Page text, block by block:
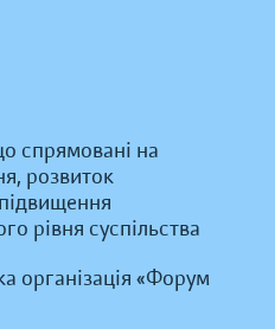
спрямовані на
розвиток
рівня суспільства
організація «Форум